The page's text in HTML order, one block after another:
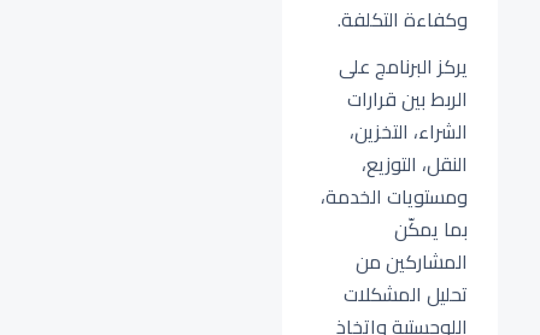
وكفاءة التكلفة.
يركز البرنامج على
الربط بين قرارات
الشراء، التخزين،
النقل، التوزيع،
ومستويات الخدمة،
بما يمكّن
المشاركين من
تحليل المشكلات
اللوجستية واتخاذ